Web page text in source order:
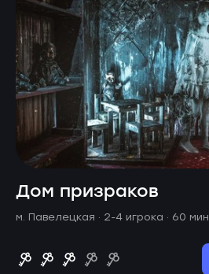
Дом призраков
м. Павелецкая · 2-4 игрока · 60